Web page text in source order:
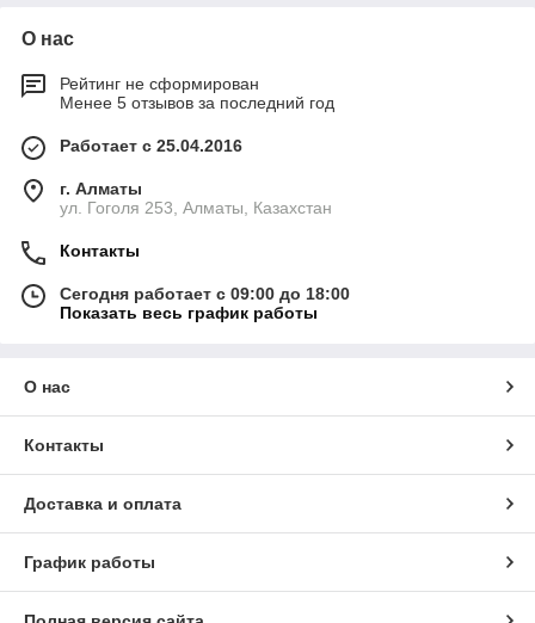
О нас
Рейтинг не сформирован
Менее 5 отзывов за последний год
Работает с 25.04.2016
г. Алматы
ул. Гоголя 253, Алматы, Казахстан
Контакты
Сегодня работает с 09:00 до 18:00
Показать весь график работы
О нас
Контакты
Доставка и оплата
График работы